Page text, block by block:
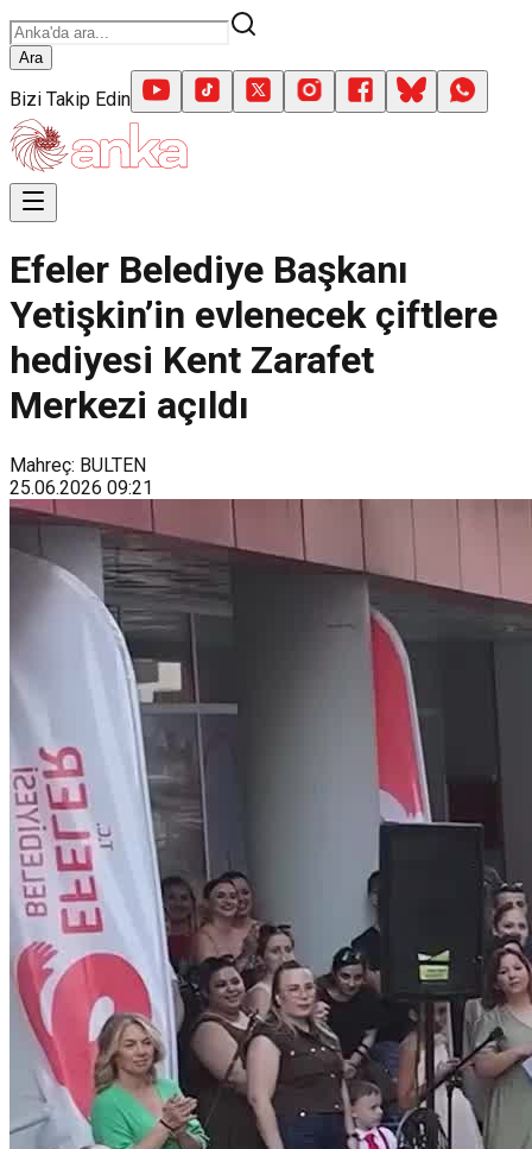
Ara
Bizi Takip Edin
Efeler Belediye Başkanı
Yetişkin’in evlenecek çiftlere
hediyesi Kent Zarafet
Merkezi açıldı
Mahreç: BULTEN
25.06.2026 09:21